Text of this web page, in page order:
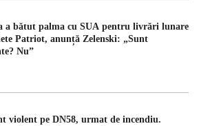
a bătut palma cu SUA pentru livrări lunare
Patriot, anunță Zelenski: „Sunt
Nu”
violent pe DN58, urmat de incendiu.